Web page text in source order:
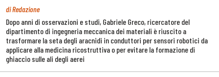
di Redazione
Dopo anni di osservazioni e studi, Gabriele Greco, ricercatore del
dipartimento di ingegneria meccanica dei materiali è riuscito a
trasformare la seta degli aracnidi in conduttori per sensori robotici da
applicare alla medicina ricostruttiva o per evitare la formazione di
ghiaccio sulle ali degli aerei